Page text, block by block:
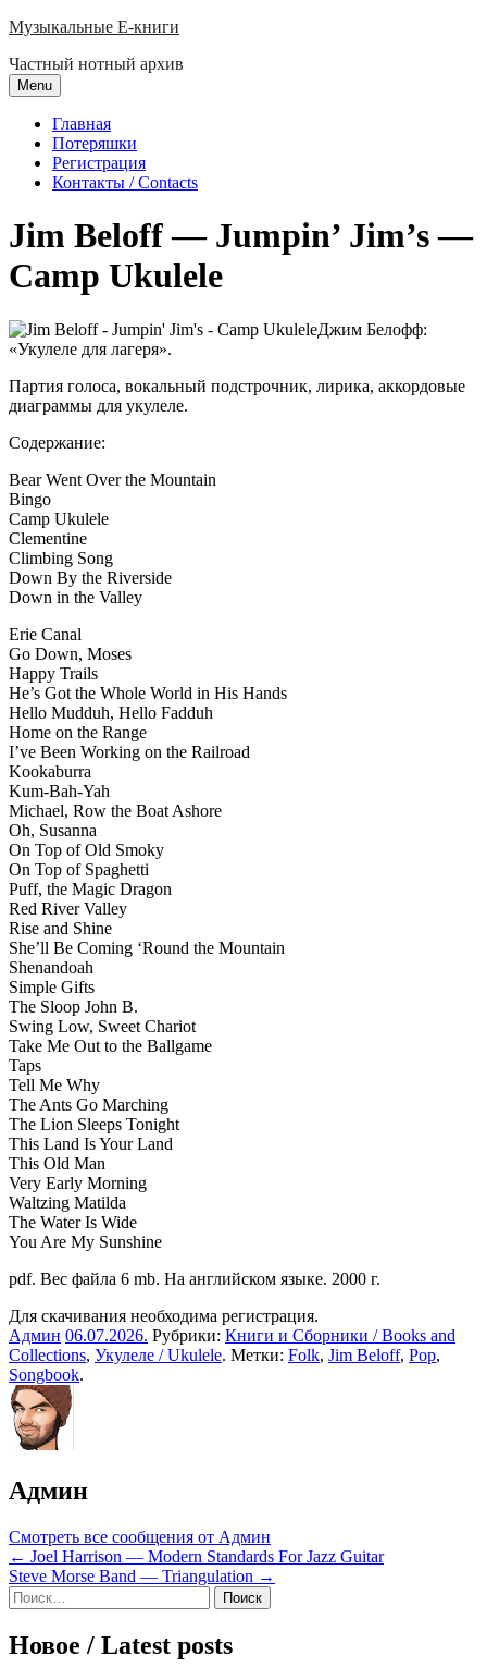
Skip
content
Музыкальные E-книги
Частный нотный архив
Menu
Главная
Потеряшки
Регистрация
Контакты / Contacts
Jim Beloff — Jumpin’ Jim’s —
Camp Ukulele
Джим Белофф:
«Укулеле для лагеря».
Партия голоса, вокальный подстрочник, лирика, аккордовые
диаграммы для укулеле.
Содержание:
Bear Went Over the Mountain
Bingo
Camp Ukulele
Clementine
Climbing Song
Down By the Riverside
Down in the Valley
Erie Canal
Go Down, Moses
Happy Trails
He’s Got the Whole World in His Hands
Hello Mudduh, Hello Fadduh
Home on the Range
I’ve Been Working on the Railroad
Kookaburra
Kum-Bah-Yah
Michael, Row the Boat Ashore
Oh, Susanna
On Top of Old Smoky
On Top of Spaghetti
Puff, the Magic Dragon
Red River Valley
Rise and Shine
She’ll Be Coming ‘Round the Mountain
Shenandoah
Simple Gifts
The Sloop John B.
Swing Low, Sweet Chariot
Take Me Out to the Ballgame
Taps
Tell Me Why
The Ants Go Marching
The Lion Sleeps Tonight
This Land Is Your Land
This Old Man
Very Early Morning
Waltzing Matilda
The Water Is Wide
You Are My Sunshine
pdf. Вес файла 6 mb. На английском языке. 2000 г.
Для скачивания необходима регистрация.
Админ 06.07.2026. Рубрики: Книги и Сборники / Books and
Collections, Укулеле / Ukulele. Метки: Folk, Jim Beloff, Pop,
Songbook.
Админ
Смотреть все сообщения от Админ
Навигация
по
записям
← Joel Harrison — Modern Standards For Jazz Guitar
Steve Morse Band — Triangulation →
Sidebar
Найти:
Новое / Latest posts